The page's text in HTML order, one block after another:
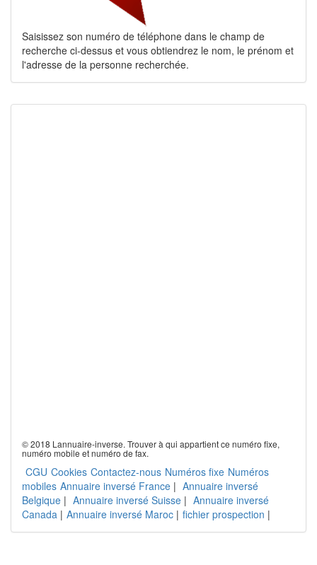
Saisissez son numéro de téléphone dans le champ de
recherche ci-dessus et vous obtiendrez le nom, le prénom et
l'adresse de la personne recherchée.
© 2018 Lannuaire-inverse. Trouver à qui appartient ce numéro fixe,
numéro mobile et numéro de fax.
CGU Cookies Contactez-nous Numéros fixe Numéros
mobiles Annuaire inversé France | Annuaire inversé
Belgique | Annuaire inversé Suisse | Annuaire inversé
Canada | Annuaire inversé Maroc | fichier prospection |